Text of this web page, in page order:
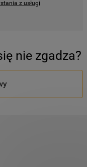
z usługi
nie zgadza?